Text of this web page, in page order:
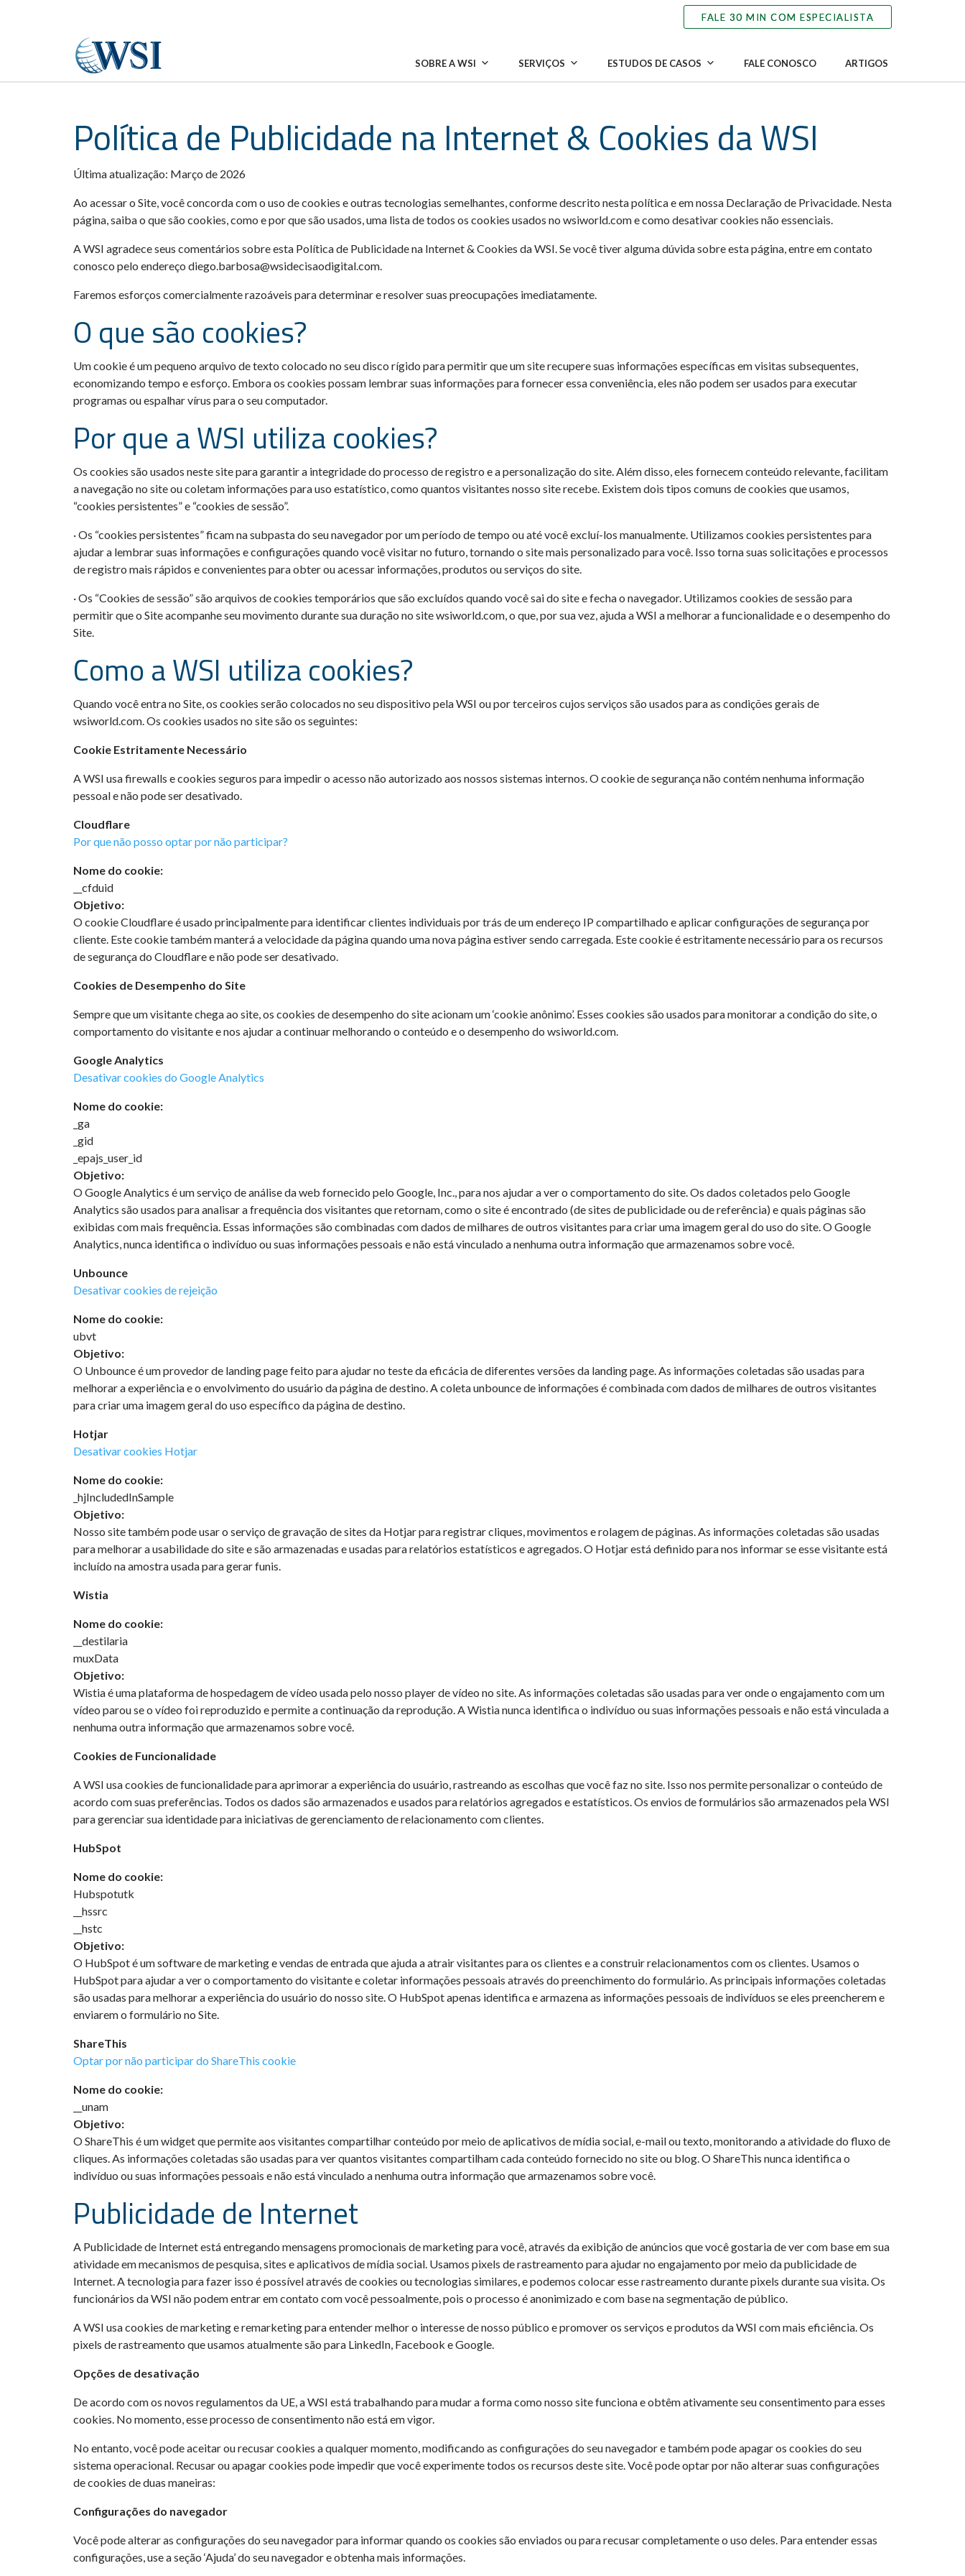
SOBRE A WSI SERVIÇOS ESTUDOS DE CASOS FALE CONOSCO ARTIGOS
Política de Publicidade na Internet & Cookies da WSI
Última atualização: Março de 2026
Ao acessar o Site, você concorda com o uso de cookies e outras tecnologias semelhantes, conforme descrito nesta política e em nossa Declaração de Privacidade. Nesta
página, saiba o que são cookies, como e por que são usados, uma lista de todos os cookies usados no wsiworld.com e como desativar cookies não essenciais.
A WSI agradece seus comentários sobre esta Política de Publicidade na Internet & Cookies da WSI. Se você tiver alguma dúvida sobre esta página, entre em contato
conosco pelo endereço diego.barbosa@wsidecisaodigital.com.
Faremos esforços comercialmente razoáveis para determinar e resolver suas preocupações imediatamente.
O que são cookies?
Um cookie é um pequeno arquivo de texto colocado no seu disco rígido para permitir que um site recupere suas informações específicas em visitas subsequentes,
economizando tempo e esforço. Embora os cookies possam lembrar suas informações para fornecer essa conveniência, eles não podem ser usados para executar
programas ou espalhar vírus para o seu computador.
Por que a WSI utiliza cookies?
Os cookies são usados neste site para garantir a integridade do processo de registro e a personalização do site. Além disso, eles fornecem conteúdo relevante, facilitam
a navegação no site ou coletam informações para uso estatístico, como quantos visitantes nosso site recebe. Existem dois tipos comuns de cookies que usamos,
“cookies persistentes” e “cookies de sessão”.
· Os “cookies persistentes” ficam na subpasta do seu navegador por um período de tempo ou até você excluí-los manualmente. Utilizamos cookies persistentes para
ajudar a lembrar suas informações e configurações quando você visitar no futuro, tornando o site mais personalizado para você. Isso torna suas solicitações e processos
de registro mais rápidos e convenientes para obter ou acessar informações, produtos ou serviços do site.
· Os “Cookies de sessão” são arquivos de cookies temporários que são excluídos quando você sai do site e fecha o navegador. Utilizamos cookies de sessão para
permitir que o Site acompanhe seu movimento durante sua duração no site wsiworld.com, o que, por sua vez, ajuda a WSI a melhorar a funcionalidade e o desempenho do
Site.
Como a WSI utiliza cookies?
Quando você entra no Site, os cookies serão colocados no seu dispositivo pela WSI ou por terceiros cujos serviços são usados para as condições gerais de
wsiworld.com. Os cookies usados no site são os seguintes:
Cookie Estritamente Necessário
A WSI usa firewalls e cookies seguros para impedir o acesso não autorizado aos nossos sistemas internos. O cookie de segurança não contém nenhuma informação
pessoal e não pode ser desativado.
Cloudflare
Por que não posso optar por não participar?
Nome do cookie:
__cfduid
Objetivo:
O cookie Cloudflare é usado principalmente para identificar clientes individuais por trás de um endereço IP compartilhado e aplicar configurações de segurança por
cliente. Este cookie também manterá a velocidade da página quando uma nova página estiver sendo carregada. Este cookie é estritamente necessário para os recursos
de segurança do Cloudflare e não pode ser desativado.
Cookies de Desempenho do Site
Sempre que um visitante chega ao site, os cookies de desempenho do site acionam um ‘cookie anônimo’. Esses cookies são usados para monitorar a condição do site, o
comportamento do visitante e nos ajudar a continuar melhorando o conteúdo e o desempenho do wsiworld.com.
Google Analytics
Desativar cookies do Google Analytics
Nome do cookie:
_ga
_gid
_epajs_user_id
Objetivo:
O Google Analytics é um serviço de análise da web fornecido pelo Google, Inc., para nos ajudar a ver o comportamento do site. Os dados coletados pelo Google
Analytics são usados para analisar a frequência dos visitantes que retornam, como o site é encontrado (de sites de publicidade ou de referência) e quais páginas são
exibidas com mais frequência. Essas informações são combinadas com dados de milhares de outros visitantes para criar uma imagem geral do uso do site. O Google
Analytics, nunca identifica o indivíduo ou suas informações pessoais e não está vinculado a nenhuma outra informação que armazenamos sobre você.
Unbounce
Desativar cookies de rejeição
Nome do cookie:
ubvt
Objetivo:
O Unbounce é um provedor de landing page feito para ajudar no teste da eficácia de diferentes versões da landing page. As informações coletadas são usadas para
melhorar a experiência e o envolvimento do usuário da página de destino. A coleta unbounce de informações é combinada com dados de milhares de outros visitantes
para criar uma imagem geral do uso específico da página de destino.
Hotjar
Desativar cookies Hotjar
Nome do cookie:
_hjIncludedInSample
Objetivo:
Nosso site também pode usar o serviço de gravação de sites da Hotjar para registrar cliques, movimentos e rolagem de páginas. As informações coletadas são usadas
para melhorar a usabilidade do site e são armazenadas e usadas para relatórios estatísticos e agregados. O Hotjar está definido para nos informar se esse visitante está
incluído na amostra usada para gerar funis.
Wistia
Nome do cookie:
__destilaria
muxData
Objetivo:
Wistia é uma plataforma de hospedagem de vídeo usada pelo nosso player de vídeo no site. As informações coletadas são usadas para ver onde o engajamento com um
vídeo parou se o vídeo foi reproduzido e permite a continuação da reprodução. A Wistia nunca identifica o indivíduo ou suas informações pessoais e não está vinculada a
nenhuma outra informação que armazenamos sobre você.
Cookies de Funcionalidade
A WSI usa cookies de funcionalidade para aprimorar a experiência do usuário, rastreando as escolhas que você faz no site. Isso nos permite personalizar o conteúdo de
acordo com suas preferências. Todos os dados são armazenados e usados para relatórios agregados e estatísticos. Os envios de formulários são armazenados pela WSI
para gerenciar sua identidade para iniciativas de gerenciamento de relacionamento com clientes.
HubSpot
Nome do cookie:
Hubspotutk
__hssrc
__hstc
Objetivo:
O HubSpot é um software de marketing e vendas de entrada que ajuda a atrair visitantes para os clientes e a construir relacionamentos com os clientes. Usamos o
HubSpot para ajudar a ver o comportamento do visitante e coletar informações pessoais através do preenchimento do formulário. As principais informações coletadas
são usadas para melhorar a experiência do usuário do nosso site. O HubSpot apenas identifica e armazena as informações pessoais de indivíduos se eles preencherem e
enviarem o formulário no Site.
ShareThis
Optar por não participar do ShareThis cookie
Nome do cookie:
__unam
Objetivo:
O ShareThis é um widget que permite aos visitantes compartilhar conteúdo por meio de aplicativos de mídia social, e-mail ou texto, monitorando a atividade do fluxo de
cliques. As informações coletadas são usadas para ver quantos visitantes compartilham cada conteúdo fornecido no site ou blog. O ShareThis nunca identifica o
indivíduo ou suas informações pessoais e não está vinculado a nenhuma outra informação que armazenamos sobre você.
Publicidade de Internet
A Publicidade de Internet está entregando mensagens promocionais de marketing para você, através da exibição de anúncios que você gostaria de ver com base em sua
atividade em mecanismos de pesquisa, sites e aplicativos de mídia social. Usamos pixels de rastreamento para ajudar no engajamento por meio da publicidade de
Internet. A tecnologia para fazer isso é possível através de cookies ou tecnologias similares, e podemos colocar esse rastreamento durante pixels durante sua visita. Os
funcionários da WSI não podem entrar em contato com você pessoalmente, pois o processo é anonimizado e com base na segmentação de público.
A WSI usa cookies de marketing e remarketing para entender melhor o interesse de nosso público e promover os serviços e produtos da WSI com mais eficiência. Os
pixels de rastreamento que usamos atualmente são para LinkedIn, Facebook e Google.
Opções de desativação
De acordo com os novos regulamentos da UE, a WSI está trabalhando para mudar a forma como nosso site funciona e obtêm ativamente seu consentimento para esses
cookies. No momento, esse processo de consentimento não está em vigor.
No entanto, você pode aceitar ou recusar cookies a qualquer momento, modificando as configurações do seu navegador e também pode apagar os cookies do seu
sistema operacional. Recusar ou apagar cookies pode impedir que você experimente todos os recursos deste site. Você pode optar por não alterar suas configurações
de cookies de duas maneiras:
Configurações do navegador
Você pode alterar as configurações do seu navegador para informar quando os cookies são enviados ou para recusar completamente o uso deles. Para entender essas
configurações, use a seção ‘Ajuda’ do seu navegador e obtenha mais informações.